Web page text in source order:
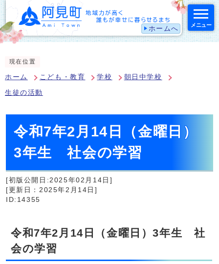
ホームへ メニュー
現在位置
ホーム こども・教育 学校 朝日中学校
生徒の活動
令和7年2月14日（金曜日）
3年生 社会の学習
[初版公開日:2025年02月14日]
[更新日：2025年2月14日]
ID:14355
令和7年2月14日（金曜日）3年生 社
会の学習